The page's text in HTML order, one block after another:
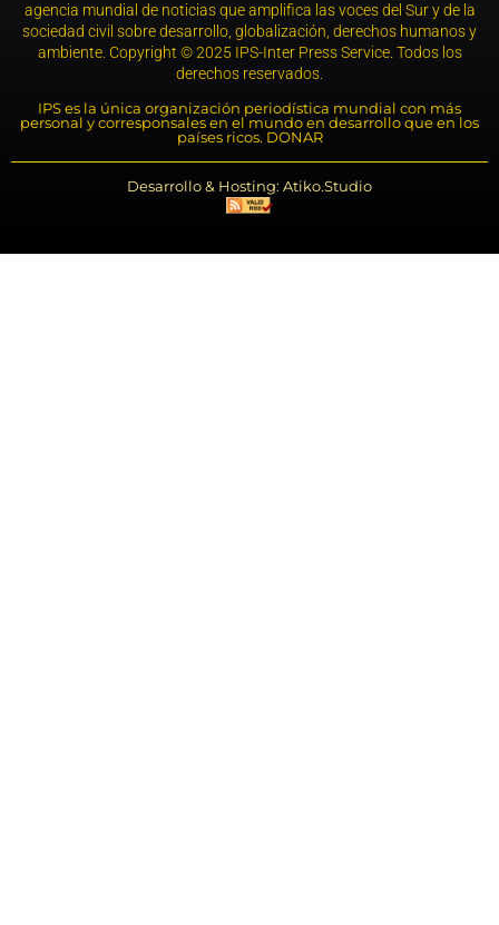
agencia mundial de noticias que amplifica las voces del Sur y de la
sociedad civil sobre desarrollo, globalización, derechos humanos y
ambiente. Copyright © 2025 IPS-Inter Press Service. Todos los
derechos reservados.
IPS es la única organización periodística mundial con más
personal y corresponsales en el mundo en desarrollo que en los
países ricos. DONAR
Desarrollo & Hosting: Atiko.Studio